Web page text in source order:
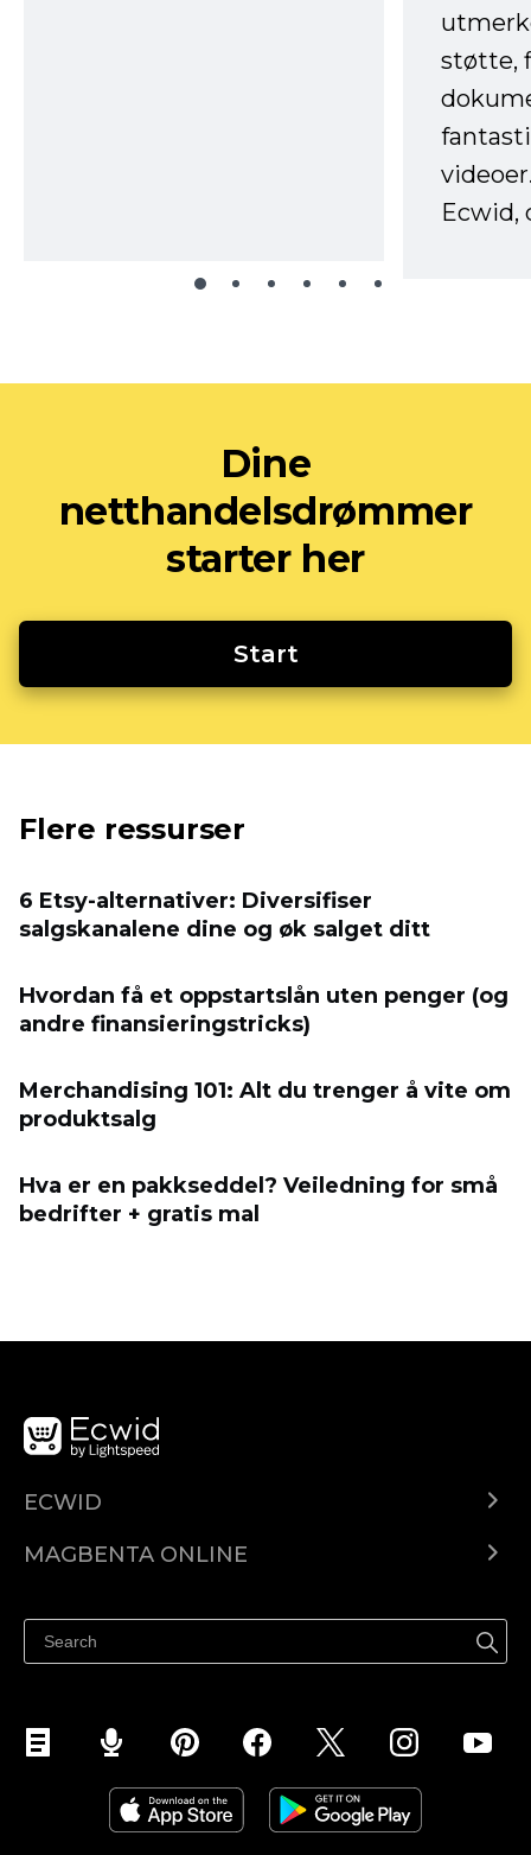
støtte,
Ecwid,
Dine
netthandelsdrømmer
starter her
Start
Flere ressurser
6 Etsy-alternativer: Diversifiser
salgskanalene dine og øk salget ditt
Hvordan få et oppstartslån uten penger (og
andre finansieringstricks)
Merchandising 101: Alt du trenger å vite om
produktsalg
Hva er en pakkseddel? Veiledning for små
bedrifter + gratis mal
ECWID
Help center
MAGBENTA ONLINE
Ibenta sa Facebook